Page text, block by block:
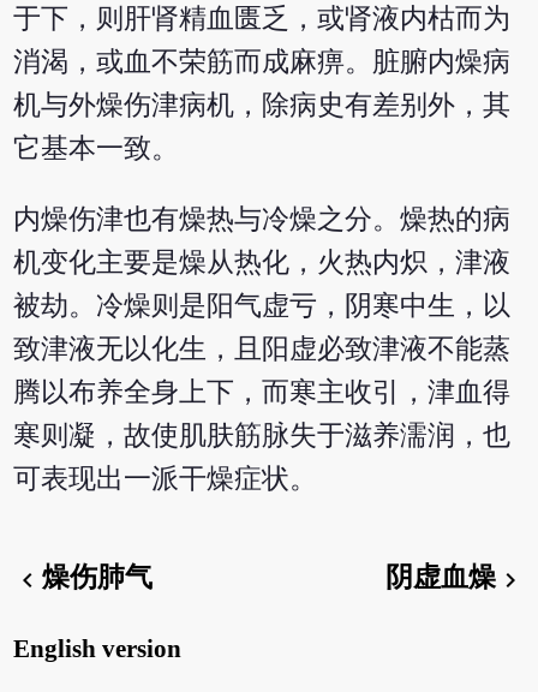
于下，则肝肾精血匮乏，或肾液内枯而为
消渴，或血不荣筋而成麻痹。脏腑内燥病
机与外燥伤津病机，除病史有差别外，其
它基本一致。
内燥伤津也有燥热与冷燥之分。燥热的病
机变化主要是燥从热化，火热内炽，津液
被劫。冷燥则是阳气虚亏，阴寒中生，以
致津液无以化生，且阳虚必致津液不能蒸
腾以布养全身上下，而寒主收引，津血得
寒则凝，故使肌肤筋脉失于滋养濡润，也
可表现出一派干燥症状。
chevron_left燥伤肺气 阴虚血燥chevron_right
English version